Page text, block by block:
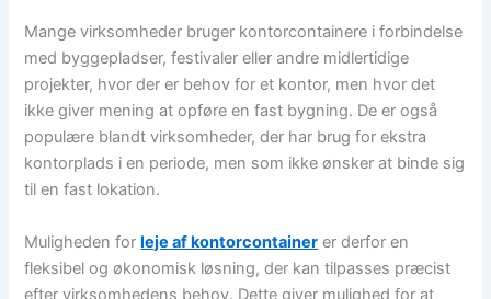
Mange virksomheder bruger kontorcontainere i forbindelse
med byggepladser, festivaler eller andre midlertidige
projekter, hvor der er behov for et kontor, men hvor det
ikke giver mening at opføre en fast bygning. De er også
populære blandt virksomheder, der har brug for ekstra
kontorplads i en periode, men som ikke ønsker at binde sig
til en fast lokation.
Muligheden forleje af kontorcontainer er derfor en
fleksibel og økonomisk løsning, der kan tilpasses præcist
efter virksomhedens behov. Dette giver mulighed for at